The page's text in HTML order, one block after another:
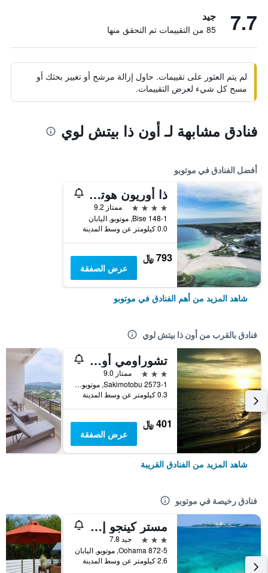
7.7 جيد
85 من التقييمات تم التحقق منها
لم يتم العثور على تقييمات. حاول إزالة مرشح أو تغيير بحثك أو
مسح كل شيء لعرض التقييمات.
فنادق مشابهة لـ أون ذا بيتش لوي
أفضل الفنادق في موتوبو
ذا أوريون هوتل موتوبو ريزورت آند سبا
4 نجوم
ممتاز 9.2
148-1 Bise, موتوبو, اليابان
0.0 كيلومتر عن وسط المدينة
793 ﷼
عرض الصفقة
شاهد المزيد من أهم الفنادق في موتوبو
فنادق بالقرب من أون ذا بيتش لوي
تشوراومي أون ذا بيتش موتوبو
3 نجوم
ممتاز 9.0
Sakimotobu 2573-1, موتوبو, اليابان
0.3 كيلومتر عن وسط المدينة
401 ﷼
عرض الصفقة
شاهد المزيد من الفنادق القريبة
فنادق رخيصة في موتوبو
مستر كينجو إن موتوبو أوشن تيراس
3 نجوم
جيد 7.8
872-5 Oohama, موتوبو, اليابان
2.6 كيلومتر عن وسط المدينة